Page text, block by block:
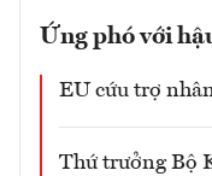
Ứng phó với
EU cứu trợ
Thứ trưởng Bộ